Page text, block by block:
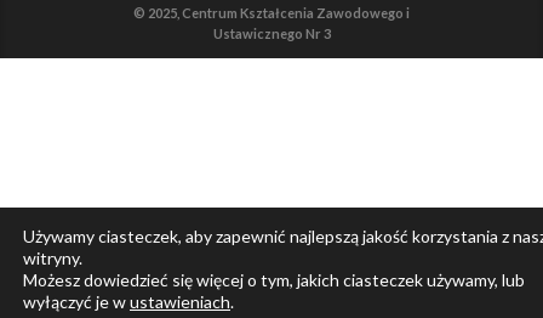
© 2025, Centrum Kształcenia Zawodowego i
Ustawicznego Nr 3
Używamy ciasteczek, aby zapewnić najlepszą jakość korzystania z
witryny.
Możesz dowiedzieć się więcej o tym, jakich ciasteczek używamy, lub
wyłączyć je wustawieniach.